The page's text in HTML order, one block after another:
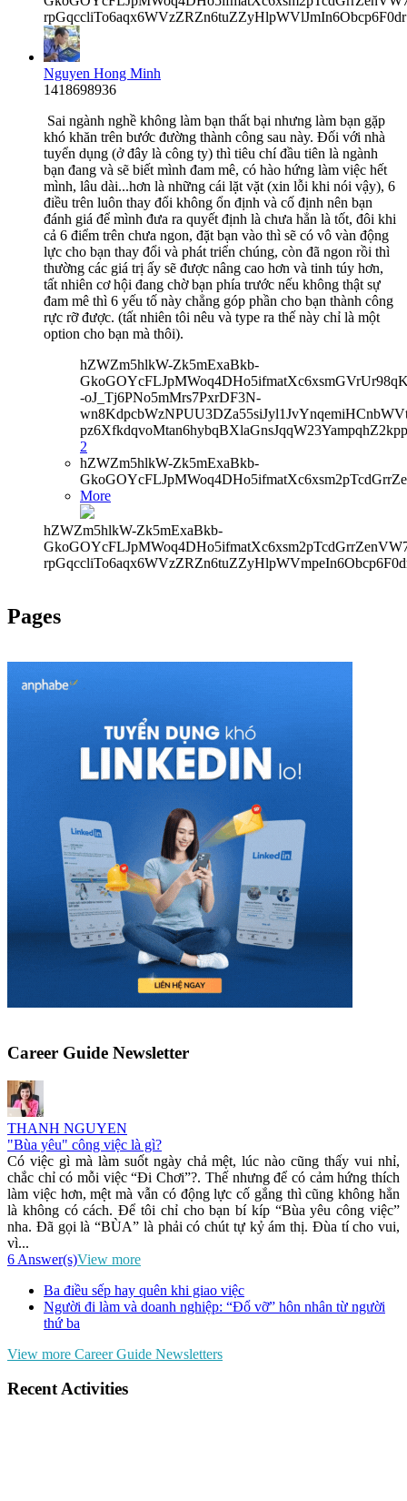
Nguyen Hong Minh
1418698936
Sai ngành nghề không làm bạn thất bại nhưng làm bạn gặp
khó khăn trên bước đường thành công sau này. Đối với nhà
tuyển dụng (ở đây là công ty) thì tiêu chí đầu tiên là ngành
bạn đang và sẽ biết mình đam mê, có hào hứng làm việc hết
mình, lâu dài...hơn là những cái lặt vặt (xin lỗi khi nói vậy), 6
điều trên luôn thay đổi không ổn định và cố định nên bạn
đánh giá để mình đưa ra quyết định là chưa hẳn là tốt, đôi khi
cả 6 điểm trên chưa ngon, đặt bạn vào thì sẽ có vô vàn động
lực cho bạn thay đổi và phát triển chúng, còn đã ngon rồi thì
thường các giá trị ấy sẽ được nâng cao hơn và tinh túy hơn,
tất nhiên cơ hội đang chờ bạn phía trước nếu không thật sự
đam mê thì 6 yếu tố này chẳng góp phần cho bạn thành công
rực rỡ được. (tất nhiên tôi nêu và type ra thế này chỉ là một
option cho bạn mà thôi).
hZWZm5hlkW-Zk5mExaBkb-
-oJ_Tj6PNo5mMrs7PxrDF3N-
2
hZWZm5hlkW-Zk5mExaBkb-
More
hZWZm5hlkW-Zk5mExaBkb-
Pages
Career Guide Newsletter
THANH NGUYEN
"Bùa yêu" công việc là gì?
Có việc gì mà làm suốt ngày chả mệt, lúc nào cũng thấy vui nhỉ,
chắc chỉ có mỗi việc “Đi Chơi”?. Thế nhưng để có cảm hứng thích
làm việc hơn, mệt mà vẫn có động lực cố gắng thì cũng không hẳn
là không có cách. Để tôi chỉ cho bạn bí kíp “Bùa yêu công việc”
nha. Đã gọi là “BÙA” là phải có chút tự kỷ ám thị. Đùa tí cho vui,
vì...
6 Answer(s)View more
Ba điều sếp hay quên khi giao việc
Người đi làm và doanh nghiệp: “Đổ vỡ” hôn nhân từ người
thứ ba
View more Career Guide Newsletters
Recent Activities